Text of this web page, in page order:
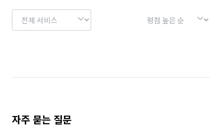
자주 묻는 질문